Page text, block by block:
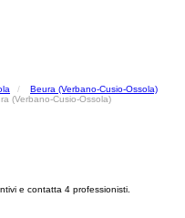
Beura (Verbano-Cusio-Ossola)
(Verbano-Cusio-Ossola)
e contatta 4 professionisti.